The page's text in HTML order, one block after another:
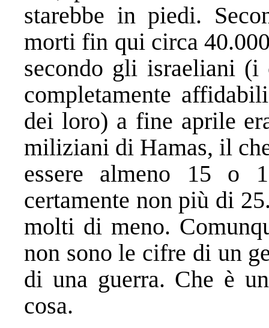
starebbe in piedi.
morti fin qui circa
secondo gli israeliani (i
completamente
dei loro) a fine aprile
miliziani di Hamas, il
essere almeno 15
certamente non più di
molti di meno.
non sono le cifre di un
di una guerra. Che è
cosa.